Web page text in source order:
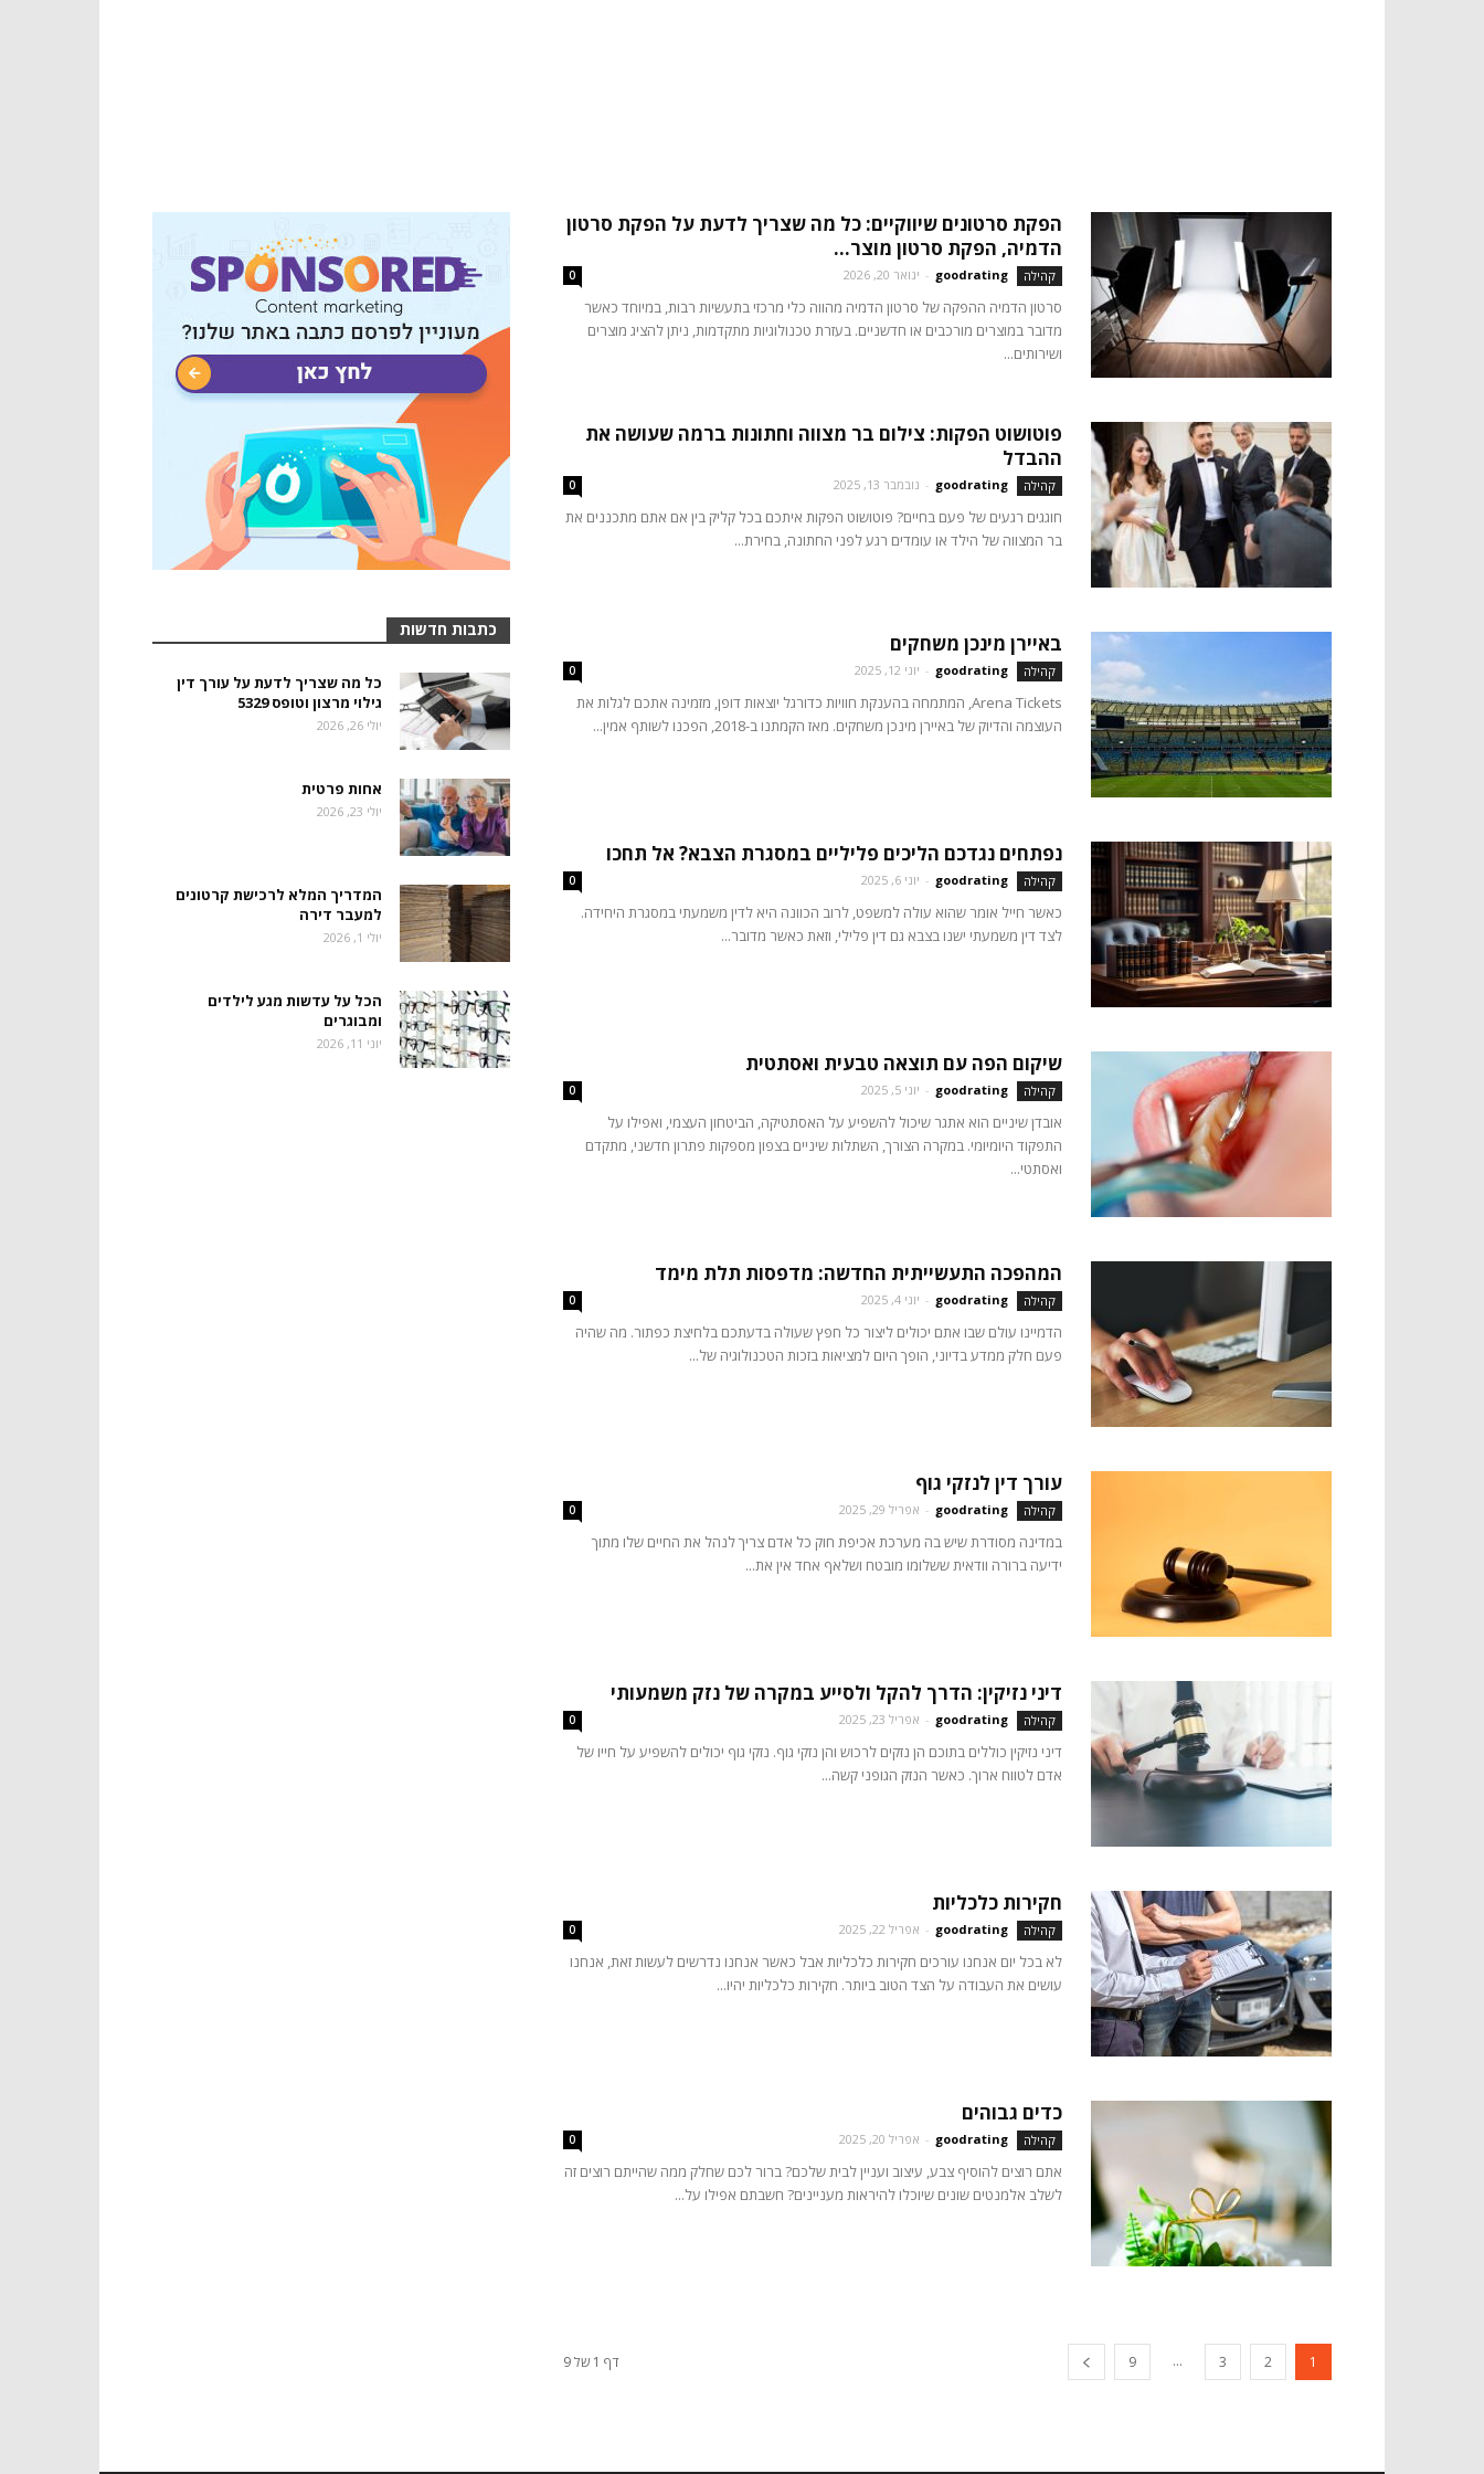
הפקת סרטונים שיווקיים: כל מה שצריך לדעת על הפקת סרטון
הדמיה, הפקת סרטון מוצר...
קהילה goodrating
- ינואר 20, 2026 0
סרטון הדמיה ההפקה של סרטון הדמיה מהווה כלי מרכזי בתעשיות רבות, במיוחד כאשר
מדובר במוצרים מורכבים או חדשניים. בעזרת טכנולוגיות מתקדמות, ניתן להציג מוצרים
ושירותים...
פוטושוט הפקות: צילום בר מצווה וחתונות ברמה שעושה את
ההבדל
קהילה goodrating
- נובמבר 13, 2025 0
חוגגים רגעים של פעם בחיים? פוטושוט הפקות איתכם בכל קליק בין אם אתם מתכננים את
בר המצווה של הילד או עומדים רגע לפני החתונה, בחירת...
באיירן מינכן משחקים
קהילה goodrating
- יוני 12, 2025 0
Arena Tickets, המתמחה בהענקת חוויות כדורגל יוצאות דופן, מזמינה אתכם לגלות את
העוצמה והדיוק של באיירן מינכן משחקים. מאז הקמתנו ב-2018, הפכנו לשותף אמין...
נפתחים נגדכם הליכים פליליים במסגרת הצבא? אל תחכו
קהילה goodrating
- יוני 6, 2025 0
כאשר חייל אומר שהוא עולה למשפט, לרוב הכוונה היא לדין משמעתי במסגרת היחידה.
לצד דין משמעתי ישנו בצבא גם דין פלילי, וזאת כאשר מדובר...
שיקום הפה עם תוצאה טבעית ואסתטית
קהילה goodrating
- יוני 5, 2025 0
אובדן שיניים הוא אתגר שיכול להשפיע על האסתטיקה, הביטחון העצמי, ואפילו על
התפקוד היומיומי. במקרה הצורך, השתלות שיניים בצפון מספקות פתרון חדשני, מתקדם
ואסתטי...
המהפכה התעשייתית החדשה: מדפסות תלת מימד
קהילה goodrating
- יוני 4, 2025 0
הדמיינו עולם שבו אתם יכולים ליצור כל חפץ שעולה בדעתכם בלחיצת כפתור. מה שהיה
פעם חלק ממדע בדיוני, הופך היום למציאות בזכות הטכנולוגיה של...
עורך דין לנזקי גוף
קהילה goodrating
- אפריל 29, 2025 0
במדינה מסודרת שיש בה מערכת אכיפת חוק כל אדם צריך לנהל את החיים שלו מתוך
ידיעה ברורה וודאית ששלומו מובטח ושלאף אחד אין את...
דיני נזיקין: הדרך להקל ולסייע במקרה של נזק משמעותי
קהילה goodrating
- אפריל 23, 2025 0
דיני נזיקין כוללים בתוכם הן נזקים לרכוש והן נזקי גוף. נזקי גוף יכולים להשפיע על חייו של
אדם לטווח ארוך. כאשר הנזק הגופני קשה...
חקירות כלכליות
קהילה goodrating
- אפריל 22, 2025 0
לא בכל יום אנחנו עורכים חקירות כלכליות אבל כאשר אנחנו נדרשים לעשות זאת, אנחנו
עושים את העבודה על הצד הטוב ביותר. חקירות כלכליות יהיו...
כדים גבוהים
קהילה goodrating
- אפריל 20, 2025 0
אתם רוצים להוסיף צבע, עיצוב ועניין לבית שלכם? ברור לכם שחלק ממה שהייתם רוצים זה
לשלב אלמנטים שונים שיוכלו להיראות מעניינים? חשבתם אפילו על...
1
2
3
...
9 דף 1 של 9
כתבות חדשות
כל מה שצריך לדעת על עורך דין
גילוי מרצון וטופס 5329
יולי 26, 2026
אחות פרטית
יולי 23, 2026
המדריך המלא לרכישת קרטונים
למעבר דירה
יולי 1, 2026
הכל על עדשות מגע לילדים
ומבוגרים
יוני 11, 2026